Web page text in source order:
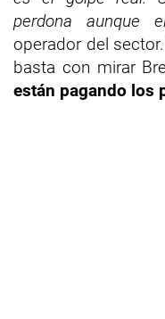
perdona aunque
operador del
basta con mirar
están pagando los